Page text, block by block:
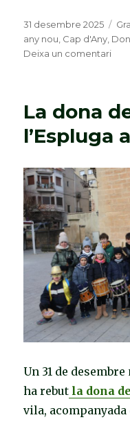
Publicat
el
31 desembre 2025
any nou Cap d'Any
Deixa un comentari
dona
a
La dona
l’Espluga
Un 31 de
ha rebut la dona
vila, acompanyada